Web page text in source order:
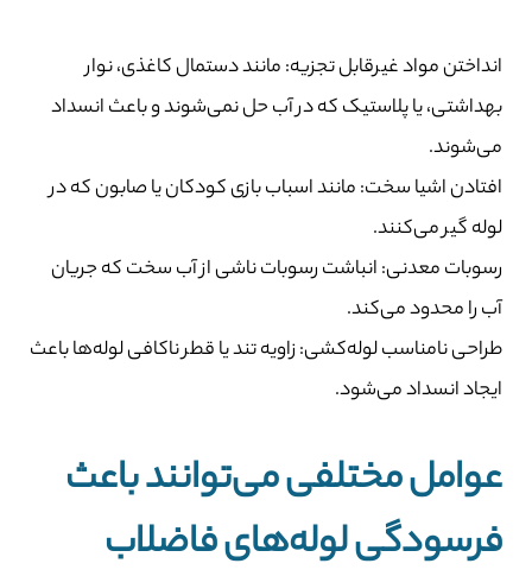
انداختن مواد غیرقابل تجزیه: مانند دستمال کاغذی، نوار
بهداشتی، یا پلاستیک که در آب حل نمی‌شوند و باعث انسداد
می‌شوند.
افتادن اشیا سخت: مانند اسباب بازی کودکان یا صابون که در
لوله گیر می‌کنند.
رسوبات معدنی: انباشت رسوبات ناشی از آب سخت که جریان
آب را محدود می‌کند.
طراحی نامناسب لوله‌کشی: زاویه تند یا قطر ناکافی لوله‌ها باعث
ایجاد انسداد می‌شود.
عوامل مختلفی می‌توانند باعث
فرسودگی لوله‌های فاضلاب